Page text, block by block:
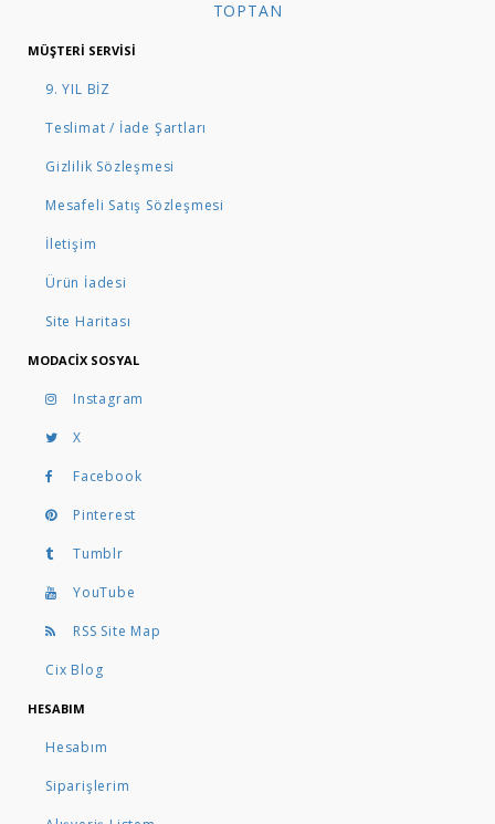
TOPTAN
MÜŞTERI SERVISI
9. YIL BİZ
Teslimat / İade Şartları
Gizlilik Sözleşmesi
Mesafeli Satış Sözleşmesi
İletişim
Ürün İadesi
Site Haritası
MODACIX SOSYAL
Instagram
X
Facebook
Pinterest
Tumblr
YouTube
RSS Site Map
Cix Blog
HESABIM
Hesabım
Siparişlerim